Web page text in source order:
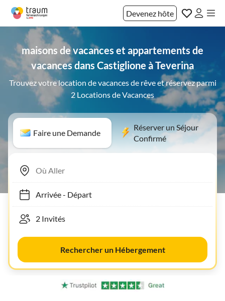
Devenez hôte
maisons de vacances et appartements de
vacances dans Castiglione à Teverina
Trouvez votre location de vacances de rêve et réservez parmi
2 Locations de Vacances
Faire une Demande
Réserver un Séjour
Confirmé
Arrivée- Départ
Rechercher un Hébergement